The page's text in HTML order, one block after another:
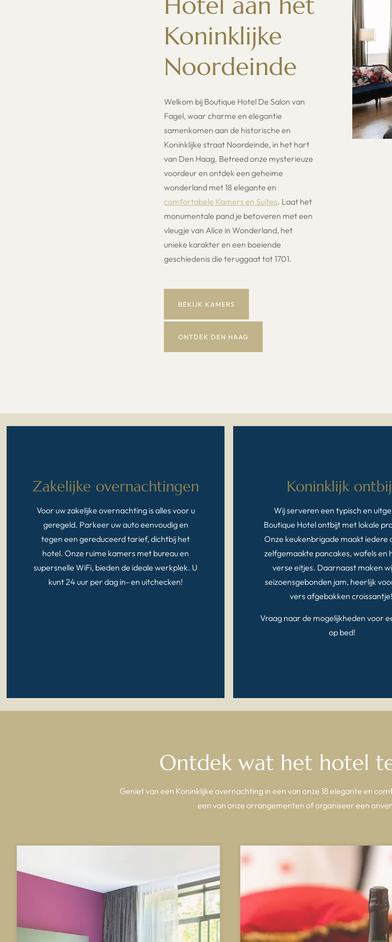
Koninklijke
Noordeinde
Welkom bij Boutique Hotel De Salon van
Fagel, waar charme en elegantie
samenkomen aan de historische en
Koninklijke straat Noordeinde, in het hart
van Den Haag. Betreed onze mysterieuze
voordeur en ontdek een geheime
wonderland met 18 elegante en
comfortabele Kamers en Suites. Laat het
monumentale pand je betoveren met een
vleugje van Alice in Wonderland, het
unieke karakter en een boeiende
geschiedenis die teruggaat tot 1701.
BEKIJK KAMERS
ONTDEK DEN HAAG
Zakelijke overnachtingen
Voor uw zakelijke overnachting is alles voor u
geregeld. Parkeer uw auto eenvoudig en
tegen een gereduceerd tarief, dichtbij het
hotel. Onze ruime kamers met bureau en
supersnelle WiFi, bieden de ideale werkplek. U
kunt 24 uur per dag in- en uitchecken!
Koninklijk
Wij serveren een typisch en
Boutique Hotel ontbijt met lokale
Onze keukenbrigade maakt iedere
zelfgemaakte pancakes, wafels en
verse eitjes. Daarnaast maken
seizoensgebonden jam, heerlijk
vers afgebakken croissantje!
Vraag naar de mogelijkheden voor
op bed!
Ontdek wat het hotel
Geniet van een Koninklijke overnachting in een van onze 18 elegante en
een van onze arrangementen of organiseer een